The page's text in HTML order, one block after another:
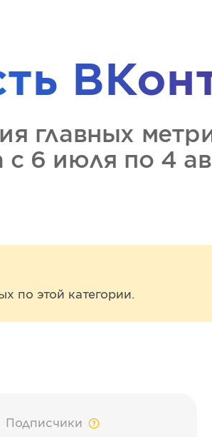
главных
с 6 июля по 4
по этой категории.
Подписчики